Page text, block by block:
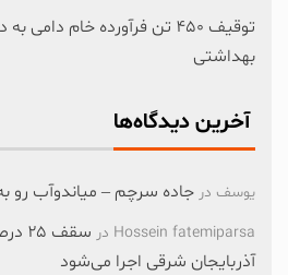
توقیف ۴۵۰ تن فرآورده خام
بهداشتی
آخرین دیدگاه‌ها
یوسف در جاده سرچم – میاندوآب رو
Hossein fatemiparsa در
آذربایجان شرقی اجرا می‌شود